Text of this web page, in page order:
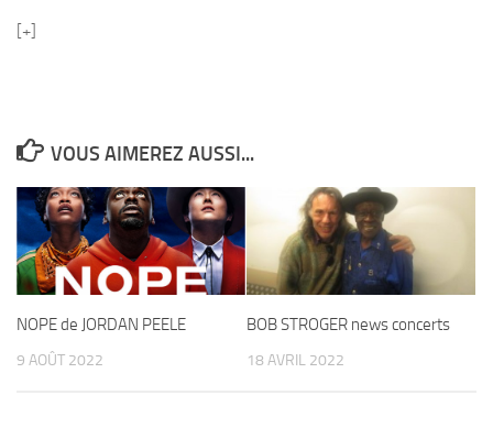
[+]
VOUS AIMEREZ AUSSI...
NOPE de JORDAN PEELE
9 AOÛT 2022
BOB STROGER news concerts
18 AVRIL 2022